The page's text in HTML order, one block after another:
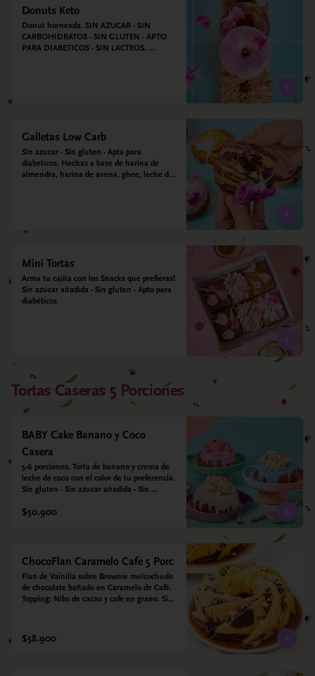
Donuts Keto
Donut horneada. SIN AZUCAR - SIN
CARBOHIDRATOS - SIN GLUTEN - APTO
PARA DIABETICOS - SIN LACTEOS.
Galletas Low Carb
Sin azucar - Sin gluten - Apta para
diabeticos. Hechas a base de harina de
almendra, harina de avena, ghee, leche de
Mini Tortas
Arma tu cajita con los Snacks que prefieras!
Sin azúcar añadida - Sin gluten - Apto para
diabéticos
Tortas Caseras 5 Porciones
BABY Cake Banano y Coco
Casera
5-6 porciones. Torta de banano y crema de
leche de coco con el color de tu preferencia.
Sin gluten - Sin azucar añadida - Sin
Lacteos
$50.900
ChocoFlan Caramelo Cafe 5 Porc
Flan de Vainilla sobre Brownie melcochudo
de chocolate bañado en Caramelo de Café.
Topping: Nibs de cacao y cafe en grano. Sin
$58.900